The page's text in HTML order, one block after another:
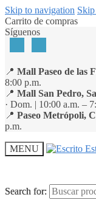
Skip to navigation
Carrito de compras
Síguenos
📍 Mall Paseo de las
8:00 p.m.
📍 Mall San Pedro,
· Dom. | 10:00 a.m. –
📍 Paseo Metrópoli,
p.m.
MENU
Search for:
Search for: